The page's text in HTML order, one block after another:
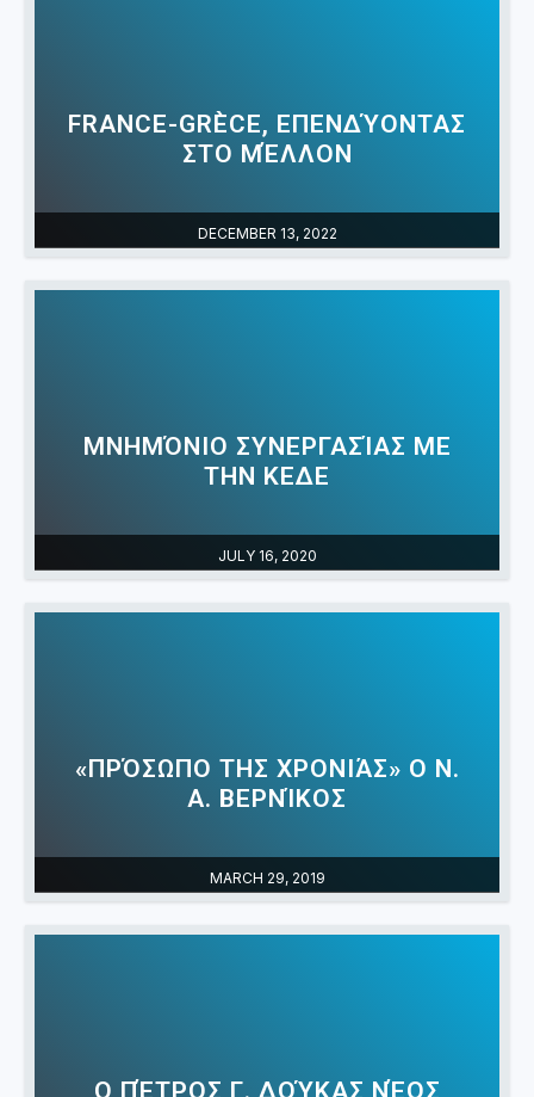
DECEMBER 13, 2022
FRANCE-GRÈCE, ΕΠΕΝΔΎΟΝΤΑΣ
ΣΤΟ ΜΈΛΛΟΝ
JULY 16, 2020
ΜΝΗΜΌΝΙΟ ΣΥΝΕΡΓΑΣΊΑΣ ΜΕ
ΤΗΝ ΚΕΔΕ
MARCH 29, 2019
«ΠΡΌΣΩΠΟ ΤΗΣ ΧΡΟΝΙΆΣ» Ο Ν.
Α. ΒΕΡΝΊΚΟΣ
Ο ΠΈΤΡΟΣ Γ. ΔΟΎΚΑΣ ΝΈΟΣ